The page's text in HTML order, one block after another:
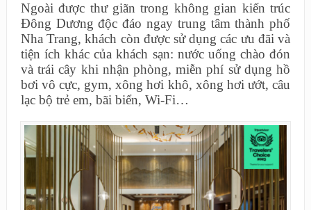
Ngoài được thư giãn trong không gian kiến trúc
Đông Dương độc đáo ngay trung tâm thành phố
Nha Trang, khách còn được sử dụng các ưu đãi và
tiện ích khác của khách sạn: nước uống chào đón
và trái cây khi nhận phòng, miễn phí sử dụng hồ
bơi vô cực, gym, xông hơi khô, xông hơi ướt, câu
lạc bộ trẻ em, bãi biển, Wi-Fi…